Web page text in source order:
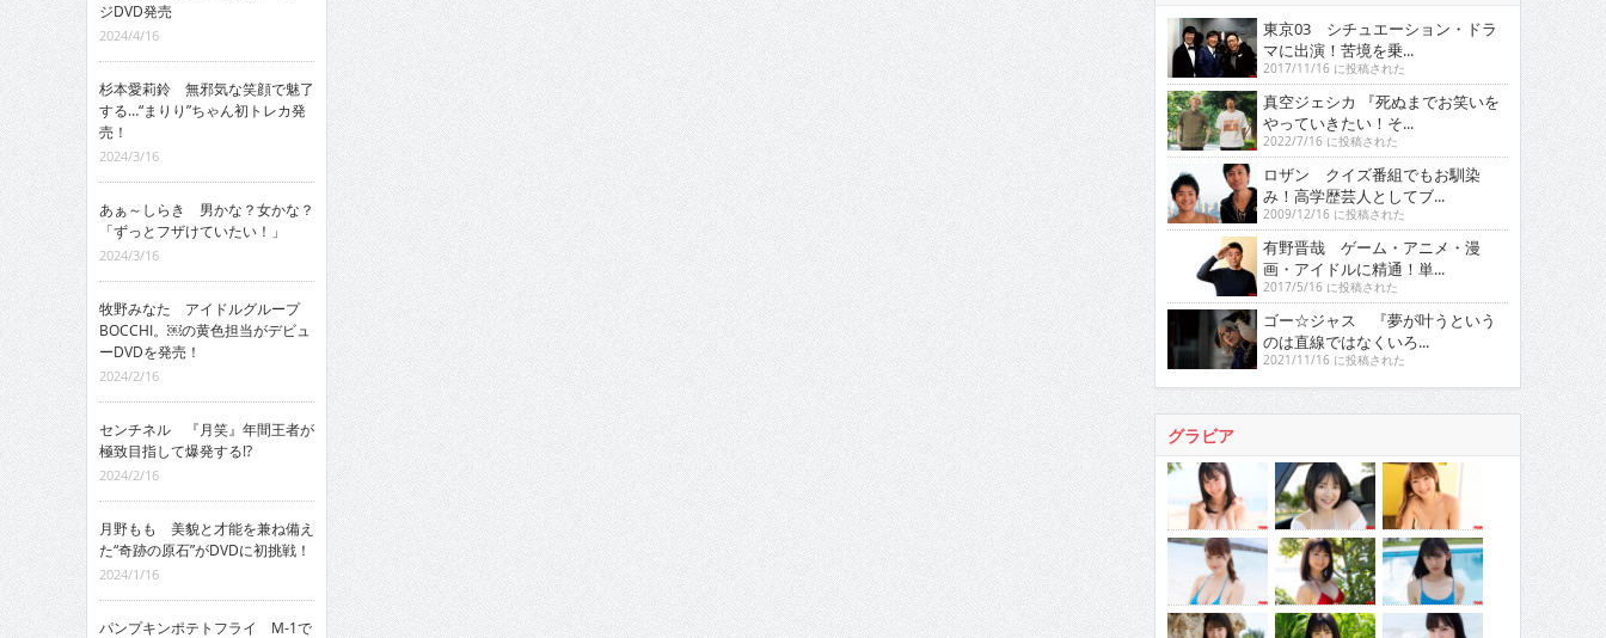
ジDVD発売
2024/4/16
杉本愛莉鈴 無邪気な笑顔で魅了
する…“まりり”ちゃん初トレカ発
売！
2024/3/16
あぁ～しらき 男かな？女かな？
「ずっとフザけていたい！」
2024/3/16
牧野みなた アイドルグループ
BOCCHI。￼の黄色担当がデビュ
ーDVDを発売！
2024/2/16
センチネル 『月笑』年間王者が
極致目指して爆発する!?
2024/2/16
月野もも 美貌と才能を兼ね備え
た“奇跡の原石”がDVDに初挑戦！
2024/1/16
パンプキンポテトフライ M-1で
東京03 シチュエーション・ドラ
マに出演！苦境を乗...
2017/11/16 に投稿された
真空ジェシカ 『死ぬまでお笑いを
やっていきたい！そ...
2022/7/16 に投稿された
ロザン クイズ番組でもお馴染
み！高学歴芸人としてブ...
2009/12/16 に投稿された
有野晋哉 ゲーム・アニメ・漫
画・アイドルに精通！単...
2017/5/16 に投稿された
ゴー☆ジャス 『夢が叶うという
のは直線ではなくいろ...
2021/11/16 に投稿された
グラビア